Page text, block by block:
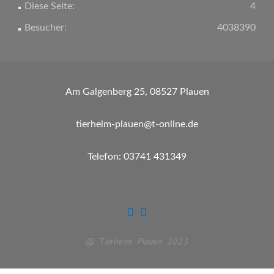
4
Diese Seite:
4038390
Besucher:
Am Galgenberg 25, 08527 Plauen
tierheim-plauen@t-online.de
Telefon: 03741 431349
@ Tierheim Plauen 2023